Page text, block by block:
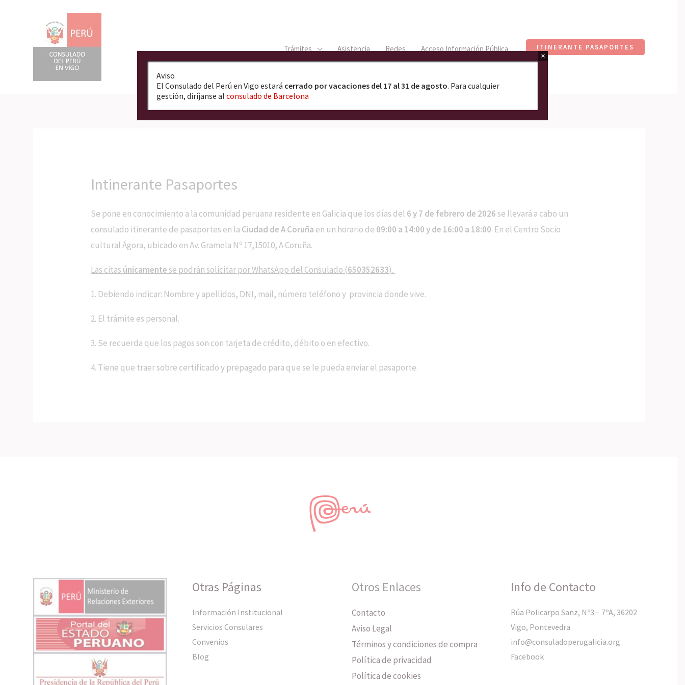
Trámites Asistencia Redes Acceso Información Pública ITINERANTE PASAPORTES
Intinerante Pasaportes
Se pone en conocimiento a la comunidad peruana residente en Galicia que los días del 6 y 7 de febrero de 2026se llevará a cabo un
consulado itinerante de pasaportes en la Ciudad de A Coruña en un horario de 09:00 a 14:00 y de 16:00 a 18:00. En el Centro Socio
cultural Ágora, ubicado en Av. Gramela Nº 17,15010, A Coruña.
Las citas únicamentese podrán solicitar por WhatsApp del Consulado (650352633).
1. Debiendo indicar: Nombre y apellidos, DNI, mail, número teléfono y provincia donde vive.
2. El trámite es personal.
3. Se recuerda que los pagos son con tarjeta de crédito, débito o en efectivo.
4. Tiene que traer sobre certificado y prepagado para que se le pueda enviar el pasaporte.
Otras Páginas
Información Institucional
Servicios Consulares
Convenios
Blog
Otros Enlaces
Contacto
Aviso Legal
Términos y condiciones de compra
Política de privacidad
Política de cookies
Info de Contacto
Rúa Policarpo Sanz, Nº3 – 7ºA, 36202
Vigo, Pontevedra
info@consuladoperugalicia.org
Facebook
Aviso
El Consulado del Perú en Vigo estará cerrado por vacaciones del 17 al 31 de agosto. Para cualquier
gestión, diríjanse al consulado de Barcelona
×